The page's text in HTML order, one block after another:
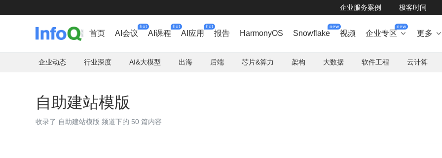
企业服务案例 极客时间
首页 AI会议
hot
AI课程
hot
AI应用
hot
报告 HarmonyOS Snowflake
new
视频 企业专区
new
 更多 
企业动态 行业深度 AI&大模型 出海 后端 芯片&算力 架构 大数据 软件工程 云计算
自助建站模版
收录了 自助建站模版 频道下的 50 篇内容